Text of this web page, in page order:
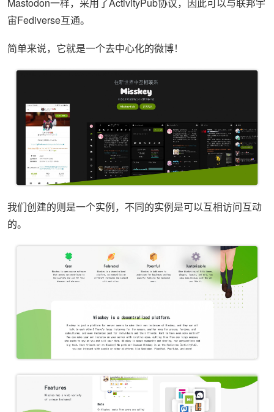
宙Fediverse互通。
简单来说，它就是一个去中心化的微博！
我们创建的则是一个实例，不同的实例是可以互相访问互动
的。